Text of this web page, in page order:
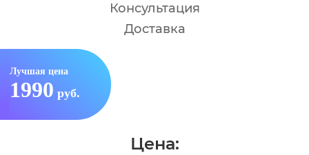
Лучшая цена
1990 руб.
Цена:
Консультация
Доставка